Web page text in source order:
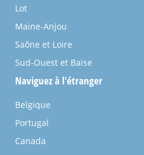
Lot
Maine-Anjou
Saône et Loire
Sud-Ouest et Baïse
Naviguez à l'étranger
Belgique
Portugal
Canada